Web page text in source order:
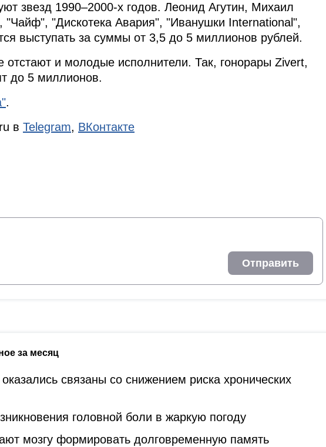
звезд 1990–2000-х годов. Леонид Агутин, Михаил
"Чайф", "Дискотека Авария", "Иванушки International",
выступать за суммы от 3,5 до 5 миллионов рублей.
отстают и молодые исполнители. Так, гонорары Zivert,
до 5 миллионов.
.
в Telegram, ВКонтакте
Отправить
за месяц
связаны со снижением риска хронических
головной боли в жаркую погоду
мозгу формировать долговременную память